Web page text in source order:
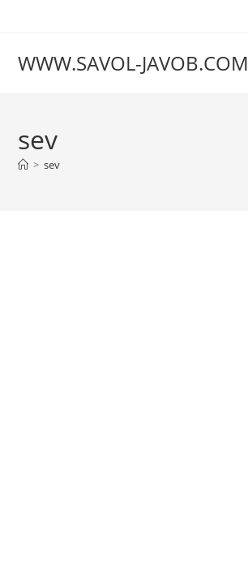
WWW.SAVOL-JAVOB.COM
sev
> sev